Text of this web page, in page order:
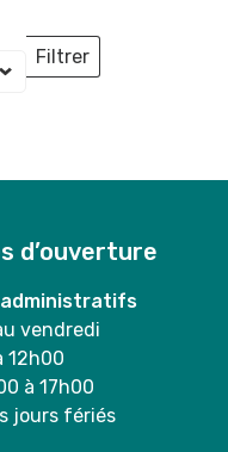
Filtrer
Lieux
d’ouverture
vendredi
12h00
à 17h00
jours fériés